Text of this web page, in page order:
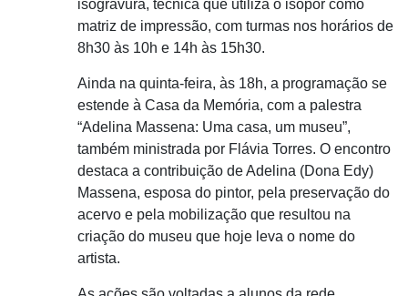
isogravura, técnica que utiliza o isopor como
matriz de impressão, com turmas nos horários de
8h30 às 10h e 14h às 15h30.
Ainda na quinta-feira, às 18h, a programação se
estende à Casa da Memória, com a palestra
“Adelina Massena: Uma casa, um museu”,
também ministrada por Flávia Torres. O encontro
destaca a contribuição de Adelina (Dona Edy)
Massena, esposa do pintor, pela preservação do
acervo e pela mobilização que resultou na
criação do museu que hoje leva o nome do
artista.